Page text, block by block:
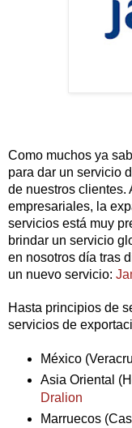
Como muchos ya
para dar un servicio
de nuestros clientes.
empresariales, la
servicios está muy
brindar un servicio
en nosotros día tras
un nuevo servicio:
Hasta principios de
servicios de
México
Dralion
Marruecos